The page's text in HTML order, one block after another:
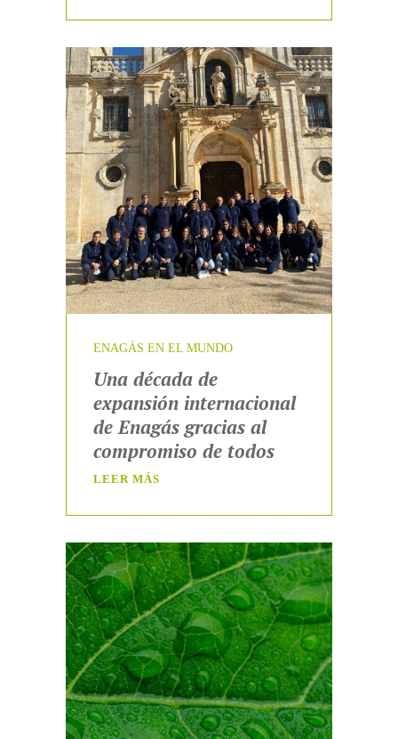
ENAGÁS EN EL MUNDO
Una década de
expansión internacional
de Enagás gracias al
compromiso de todos
LEER MÁS